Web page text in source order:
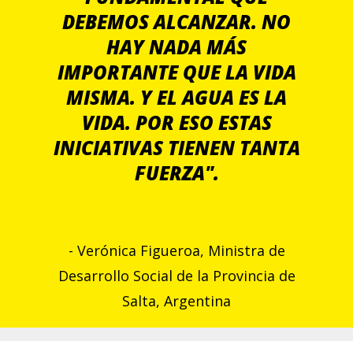
DEBEMOS ALCANZAR. NO
HAY NADA MÁS
IMPORTANTE QUE LA VIDA
MISMA. Y EL AGUA ES LA
VIDA. POR ESO ESTAS
INICIATIVAS TIENEN TANTA
FUERZA".
- Verónica Figueroa, Ministra de
Desarrollo Social de la Provincia de
Salta, Argentina